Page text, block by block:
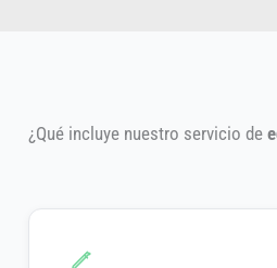
¿Qué incluye nuestro servicio de